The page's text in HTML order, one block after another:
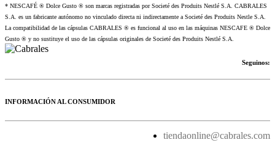
* NESCAFÉ ® Dolce Gusto ® son marcas registradas por Societé des Produits Nestlé S.A. CABRALES
S.A. es un fabricante autónomo no vinculado directa ni indirectamente a Societé des Produits Nestle S.A.
La compatibilidad de las cápsulas CABRALES ® es funcional al uso en las máquinas NESCAFE ® Dolce
Gusto ® y no sustituye el uso de las cápsulas originales de Societé des Produits Nestlé S.A.
Seguinos:
INFORMACIÓN AL CONSUMIDOR
tiendaonline@cabrales.com